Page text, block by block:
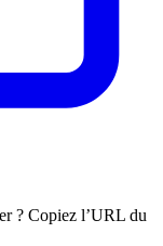
? Copiez l’URL du